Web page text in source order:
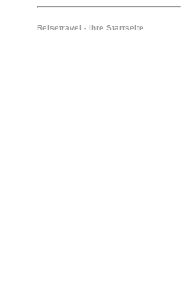
Reisetravel - Ihre Startseite